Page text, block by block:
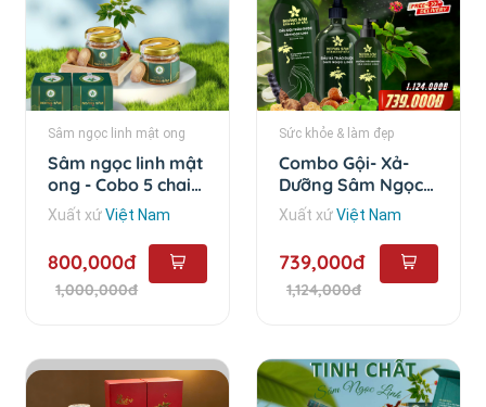
Sâm ngọc linh mật ong
Sâm ngọc linh mật
ong - Cobo 5 chai
loại 25ml
Xuất xứViệt Nam
800,000đ
1,000,000đ
Sức khỏe & làm đẹp
Combo Gội- Xả-
Dưỡng Sâm Ngọc
Linh - Combo 3 sản
phẩm
Xuất xứViệt Nam
739,000đ
1,124,000đ